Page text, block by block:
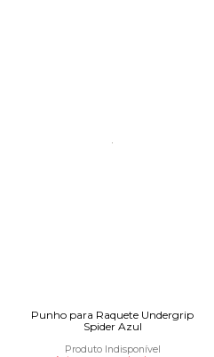
Punho para Raquete Undergrip
Spider Azul
Produto Indisponível